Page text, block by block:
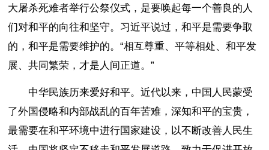
大屠杀死难者举行公祭仪式，是要唤起每一个善良的人
们对和平的向往和坚守。习近平说过，和平是需要争取
的，和平是需要维护的。“相互尊重、平等相处、和平发
展、共同繁荣，才是人间正道。”
中华民族历来爱好和平。近代以来，中国人民蒙受
了外国侵略和内部战乱的百年苦难，深知和平的宝贵，
最需要在和平环境中进行国家建设，以不断改善人民生